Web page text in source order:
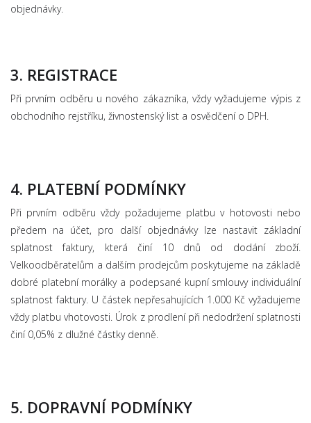
objednávky.
3. REGISTRACE
Při prvním odběru u nového zákazníka, vždy vyžadujeme výpis z
obchodního rejstříku, živnostenský list a osvědčení o DPH.
4. PLATEBNÍ PODMÍNKY
Při prvním odběru vždy požadujeme platbu v hotovosti nebo
předem na účet, pro další objednávky lze nastavit základní
splatnost faktury, která činí 10 dnů od dodání zboží.
Velkoodběratelům a dalším prodejcům poskytujeme na základě
dobré platební morálky a podepsané kupní smlouvy individuální
splatnost faktury. U částek nepřesahujících 1.000 Kč vyžadujeme
vždy platbu vhotovosti. Úrok z prodlení při nedodržení splatnosti
činí 0,05% z dlužné částky denně.
5. DOPRAVNÍ PODMÍNKY